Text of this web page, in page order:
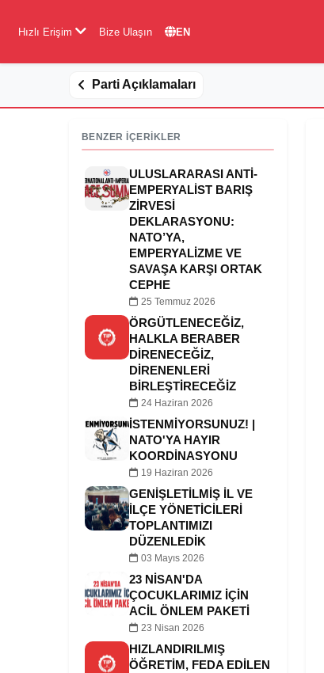
Hızlı Erişim Bize Ulaşın EN
Parti Açıklamaları
BENZER İÇERİKLER
ULUSLARARASI ANTI-
EMPERYALIST BARIŞ
ZIRVESI
DEKLARASYONU:
NATO’YA,
EMPERYALIZME VE
SAVAŞA KARŞI ORTAK
CEPHE
25 Temmuz 2026
ÖRGÜTLENECEĞİZ,
HALKLA BERABER
DİRENECEĞİZ,
DİRENENLERİ
BİRLEŞTİRECEĞİZ
24 Haziran 2026
İSTENMİYORSUNUZ! |
NATO'YA HAYIR
KOORDINASYONU
19 Haziran 2026
GENIŞLETILMIŞ İL VE
İLÇE YÖNETICILERI
TOPLANTIMIZI
DÜZENLEDIK
03 Mayıs 2026
23 NISAN'DA
ÇOCUKLARIMIZ IÇIN
ACIL ÖNLEM PAKETI
23 Nisan 2026
HIZLANDIRILMIŞ
ÖĞRETIM, FEDA EDILEN